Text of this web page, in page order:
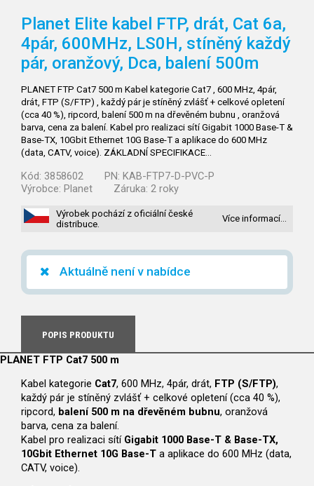
Planet Elite kabel FTP, drát, Cat 6a,
4pár, 600MHz, LS0H, stíněný každý
pár, oranžový, Dca, balení 500m
PLANET FTP Cat7 500 m Kabel kategorie Cat7 , 600 MHz, 4pár,
drát, FTP (S/FTP) , každý pár je stíněný zvlášť + celkové opletení
(cca 40 %), ripcord, balení 500 m na dřevěném bubnu , oranžová
barva, cena za balení. Kabel pro realizaci sítí Gigabit 1000 Base-T &
Base-TX, 10Gbit Ethernet 10G Base-T a aplikace do 600 MHz
(data, CATV, voice). ZÁKLADNÍ SPECIFIKACE…
Kód: 3858602 PN: KAB-FTP7-D-PVC-P
Výrobce: Planet Záruka: 2 roky
Výrobek pochází z oficiální české
distribuce.
Více informací…
Aktuálně není v nabídce
POPIS PRODUKTU
PLANET FTP Cat7 500 m
Kabel kategorie Cat7, 600 MHz, 4pár, drát, FTP (S/FTP),
každý pár je stíněný zvlášť + celkové opletení (cca 40 %),
ripcord, balení 500 m na dřevěném bubnu, oranžová
barva, cena za balení.
Kabel pro realizaci sítí Gigabit 1000 Base-T & Base-TX,
10Gbit Ethernet 10G Base-T a aplikace do 600 MHz (data,
CATV, voice).